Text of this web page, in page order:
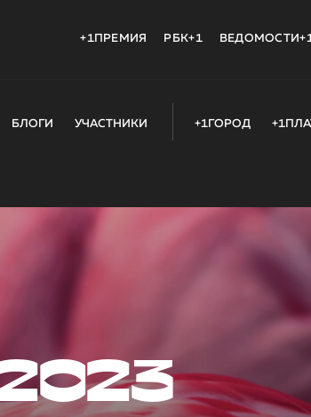
+1ПРЕМИЯ РБК+1
БЛОГИ УЧАСТНИКИ +1ГОРОД